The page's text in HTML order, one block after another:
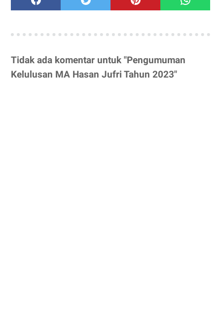
Tidak ada komentar untuk "Pengumuman
Kelulusan MA Hasan Jufri Tahun 2023"